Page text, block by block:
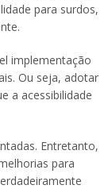
para surdos,
implementação
Ou seja, adotar
a acessibilidade
Entretanto,
para